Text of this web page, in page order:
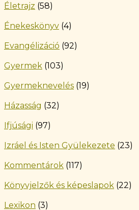
Életrajz (58)
Énekeskönyv (4)
Evangélizáció (92)
Gyermek (103)
Gyermeknevelés (19)
Házasság (32)
Ifjúsági (97)
Izráel és Isten Gyülekezete (23)
Kommentárok (117)
Könyvjelzők és képeslapok (22)
Lexikon (3)